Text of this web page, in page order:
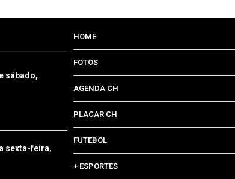
sábado,
sexta-feira,
HOME
FOTOS
AGENDA CH
PLACAR CH
FUTEBOL
+ ESPORTES